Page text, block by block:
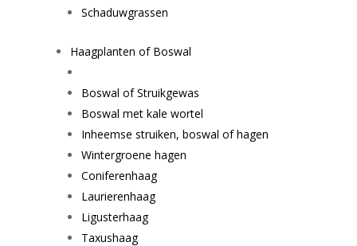
Schaduwgrassen
Haagplanten of Boswal
Boswal of Struikgewas
Boswal met kale wortel
Inheemse struiken, boswal of hagen
Wintergroene hagen
Coniferenhaag
Laurierenhaag
Ligusterhaag
Taxushaag